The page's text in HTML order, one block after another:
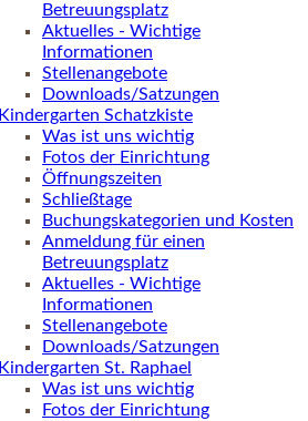
Betreuungsplatz
Aktuelles - Wichtige
Informationen
Stellenangebote
Downloads/Satzungen
Kindergarten Schatzkiste
Was ist uns wichtig
Fotos der Einrichtung
Öffnungszeiten
Schließtage
Buchungskategorien und Kosten
Anmeldung für einen
Betreuungsplatz
Aktuelles - Wichtige
Informationen
Stellenangebote
Downloads/Satzungen
Kindergarten St. Raphael
Was ist uns wichtig
Fotos der Einrichtung